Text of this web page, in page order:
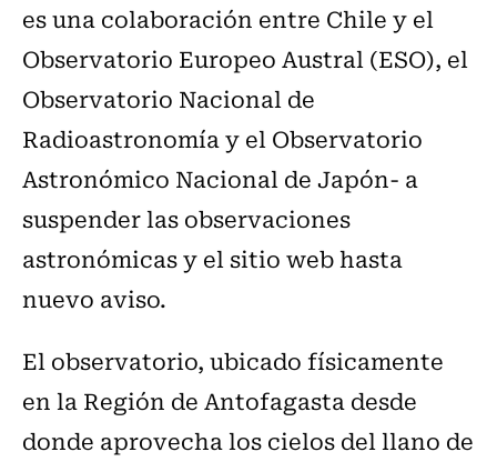
es una colaboración entre Chile y el
Observatorio Europeo Austral (ESO), el
Observatorio Nacional de
Radioastronomía y el Observatorio
Astronómico Nacional de Japón- a
suspender las observaciones
astronómicas y el sitio web hasta
nuevo aviso.
El observatorio, ubicado físicamente
en la Región de Antofagasta desde
donde aprovecha los cielos del llano de